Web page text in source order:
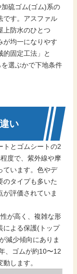
硫ゴム(ゴム)系の
です。アスファル
上防水のひとつ
が均一になりやす
的固定工法」と
を選ぶかで下地条件
い
トとゴムシートの2
度で、紫外線や摩
ています。色やデ
のタイプも多いた
が評価されていま
が高く、複雑な形
による保護(トップ
減少傾向にありま
、ゴムが約10〜12
します。